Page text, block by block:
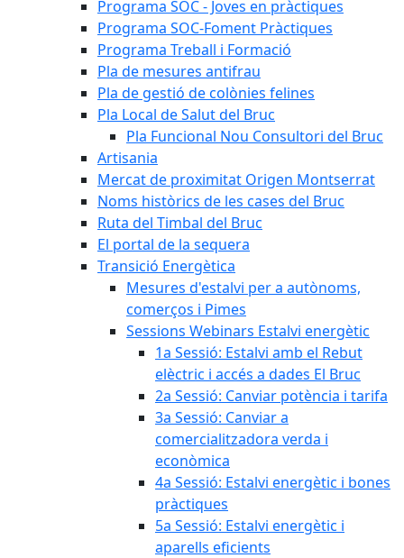
Programa SOC - Joves en pràctiques
Programa SOC-Foment Pràctiques
Programa Treball i Formació
Pla de mesures antifrau
Pla de gestió de colònies felines
Pla Local de Salut del Bruc
Pla Funcional Nou Consultori del Bruc
Artisania
Mercat de proximitat Origen Montserrat
Noms històrics de les cases del Bruc
Ruta del Timbal del Bruc
El portal de la sequera
Transició Energètica
Mesures d'estalvi per a autònoms,
comerços i Pimes
Sessions Webinars Estalvi energètic
1a Sessió: Estalvi amb el Rebut
elèctric i accés a dades El Bruc
2a Sessió: Canviar potència i tarifa
3a Sessió: Canviar a
comercialitzadora verda i
econòmica
4a Sessió: Estalvi energètic i bones
pràctiques
5a Sessió: Estalvi energètic i
aparells eficients